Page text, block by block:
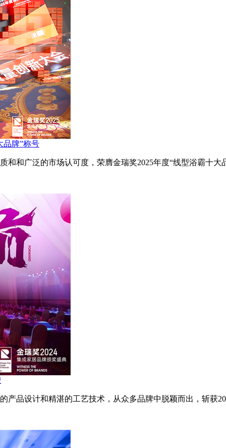
品牌”称号
和和广泛的市场认可度，荣膺金瑞奖2025年度“线型浴霸十大
产品设计和精湛的工艺技术，从众多品牌中脱颖而出，斩获